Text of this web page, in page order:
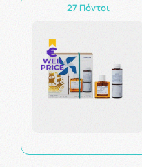
27 Πόντοι